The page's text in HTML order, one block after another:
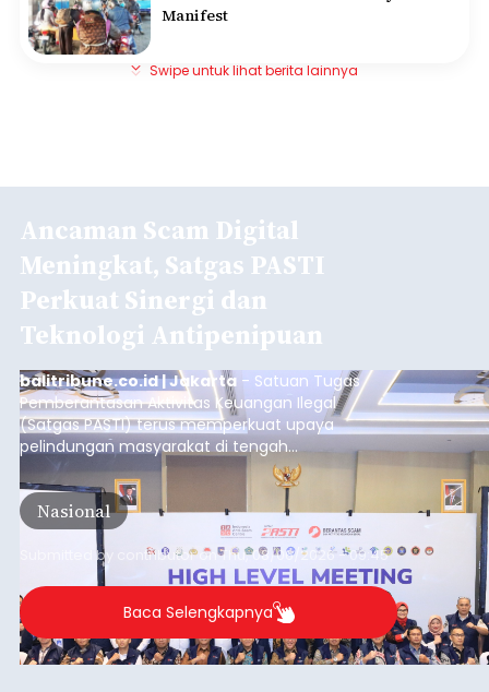
Manifest
Swipe untuk lihat berita lainnya
Ancaman Scam Digital
Meningkat, Satgas PASTI
Perkuat Sinergi dan
Teknologi Antipenipuan
balitribune.co.id | Jakarta - Satuan Tugas
Pemberantasan Aktivitas Keuangan Ilegal
(Satgas PASTI) terus memperkuat upaya
pelindungan masyarakat di tengah
meningkatnya ancaman penipuan digital yang
semakin kompleks.
Nasional
Submitted by contributoronThu, 08/06/2026 - 09:45
Baca Selengkapnya